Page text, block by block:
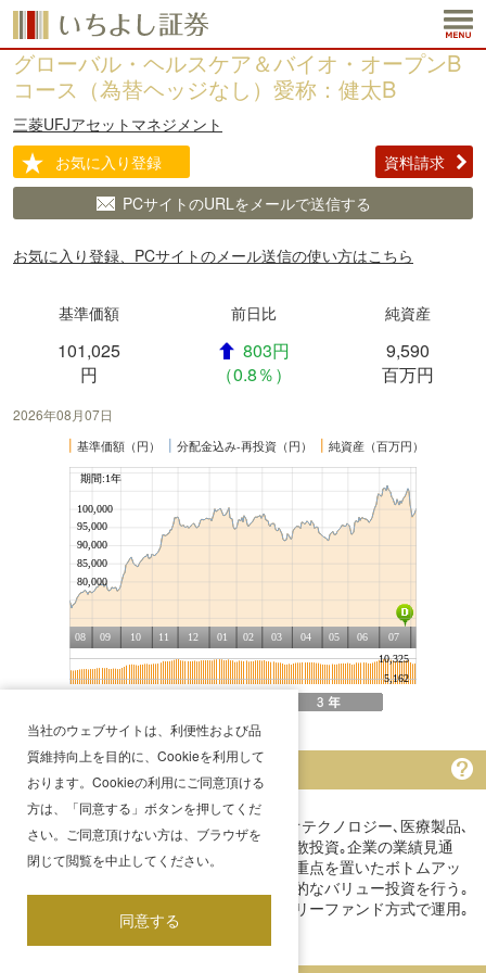
グローバル・ヘルスケア＆バイオ・オープンB
コース（為替ヘッジなし）愛称：健太B
三菱UFJアセットマネジメント
お気に入り登録
資料請求
PCサイトのURLをメールで送信する
お気に入り登録、PCサイトのメール送信の使い方はこちら
基準価額 前日比 純資産
101,025
円
803円
（0.8％）
9,590
百万円
2026年08月07日
┃ 基準価額（円） ┃ 分配金込み-再投資（円） ┃ 純資産（百万円）
ファンドの特色
世界主要先進国市場の中から､製薬､バイオテクノロジー､医療製品､
医療･健康サービス関連企業等の株式に分散投資｡企業の業績見通
し､新商品の見込み､企業戦略､競合性等に重点を置いたボトムアッ
プ･アプローチにより選定した銘柄に長期的なバリュー投資を行う｡
原則として為替ヘッジは行わない｡ファミリーファンド方式で運用｡
当社のウェブサイトは、利便性および品
質維持向上を目的に、Cookieを利用して
おります。Cookieの利用にご同意頂ける
方は、「同意する」ボタンを押してくだ
さい。ご同意頂けない方は、ブラウザを
閉じて閲覧を中止してください。
同意する